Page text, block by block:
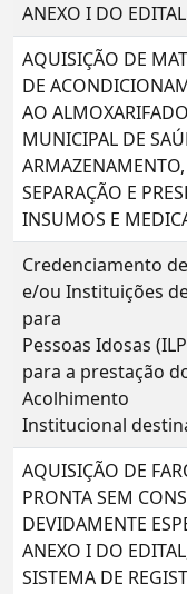
ANEXO I DO EDITAL
AQUISIÇÃO DE
DE
AO
MUNICIPAL DE
SEPARAÇÃO E
INSUMOS E
Credenciamento
e/ou Instituições
para
Pessoas Idosas
para a prestação
Acolhimento
Institucional
AQUISIÇÃO DE
PRONTA SEM
DEVIDAMENTE
ANEXO I DO
SISTEMA DE